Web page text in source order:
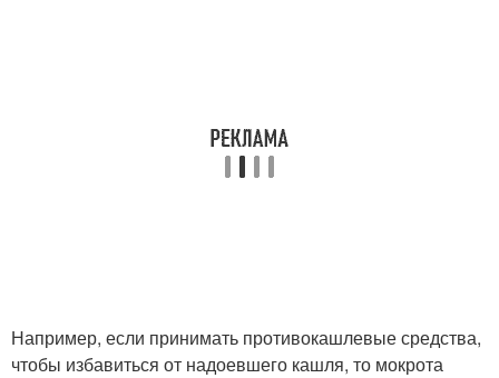
Например, если принимать противокашлевые средства,
чтобы избавиться от надоевшего кашля, то мокрота